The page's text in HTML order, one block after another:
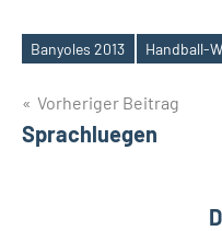
Schlagwörter
Banyoles 2013 Handball-
Vorheriger Beitrag
Sprachluegen